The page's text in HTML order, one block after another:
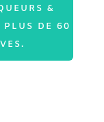
&
PLUS DE 60